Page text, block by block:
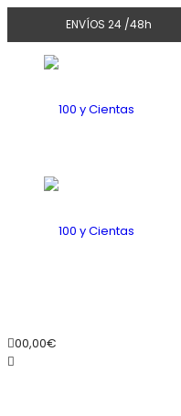
ENVÍOS 24 /48h
100
00,00€